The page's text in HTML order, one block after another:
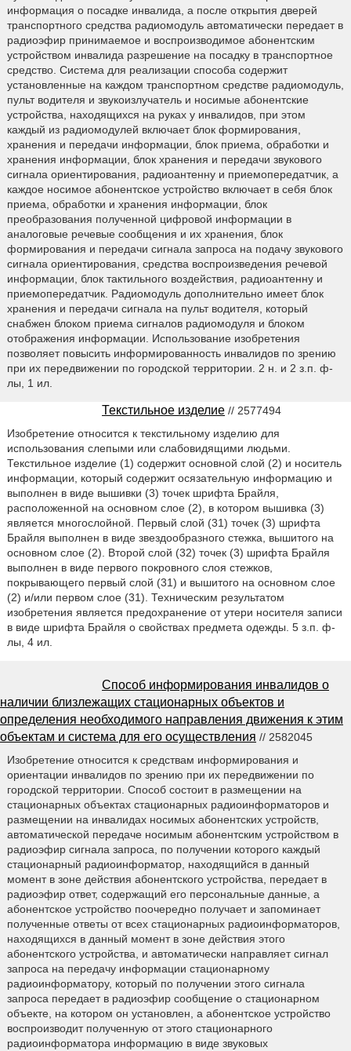
информация о посадке инвалида, а после открытия дверей
транспортного средства радиомодуль автоматически передает в
радиоэфир принимаемое и воспроизводимое абонентским
устройством инвалида разрешение на посадку в транспортное
средство. Система для реализации способа содержит
установленные на каждом транспортном средстве радиомодуль,
пульт водителя и звукоизлучатель и носимые абонентские
устройства, находящихся на руках у инвалидов, при этом
каждый из радиомодулей включает блок формирования,
хранения и передачи информации, блок приема, обработки и
хранения информации, блок хранения и передачи звукового
сигнала ориентирования, радиоантенну и приемопередатчик, а
каждое носимое абонентское устройство включает в себя блок
приема, обработки и хранения информации, блок
преобразования полученной цифровой информации в
аналоговые речевые сообщения и их хранения, блок
формирования и передачи сигнала запроса на подачу звукового
сигнала ориентирования, средства воспроизведения речевой
информации, блок тактильного воздействия, радиоантенну и
приемопередатчик. Радиомодуль дополнительно имеет блок
хранения и передачи сигнала на пульт водителя, который
снабжен блоком приема сигналов радиомодуля и блоком
отображения информации. Использование изобретения
позволяет повысить информированность инвалидов по зрению
при их передвижении по городской территории. 2 н. и 2 з.п. ф-
лы, 1 ил.
Текстильное изделие // 2577494
Изобретение относится к текстильному изделию для
использования слепыми или слабовидящими людьми.
Текстильное изделие (1) содержит основной слой (2) и носитель
информации, который содержит осязательную информацию и
выполнен в виде вышивки (3) точек шрифта Брайля,
расположенной на основном слое (2), в котором вышивка (3)
является многослойной. Первый слой (31) точек (3) шрифта
Брайля выполнен в виде звездообразного стежка, вышитого на
основном слое (2). Второй слой (32) точек (3) шрифта Брайля
выполнен в виде первого покровного слоя стежков,
покрывающего первый слой (31) и вышитого на основном слое
(2) и/или первом слое (31). Техническим результатом
изобретения является предохранение от утери носителя записи
в виде шрифта Брайля о свойствах предмета одежды. 5 з.п. ф-
лы, 4 ил.
Способ информирования инвалидов о
наличии близлежащих стационарных объектов и
определения необходимого направления движения к этим
объектам и система для его осуществления // 2582045
Изобретение относится к средствам информирования и
ориентации инвалидов по зрению при их передвижении по
городской территории. Способ состоит в размещении на
стационарных объектах стационарных радиоинформаторов и
размещении на инвалидах носимых абонентских устройств,
автоматической передаче носимым абонентским устройством в
радиоэфир сигнала запроса, по получении которого каждый
стационарный радиоинформатор, находящийся в данный
момент в зоне действия абонентского устройства, передает в
радиоэфир ответ, содержащий его персональные данные, а
абонентское устройство поочередно получает и запоминает
полученные ответы от всех стационарных радиоинформаторов,
находящихся в данный момент в зоне действия этого
абонентского устройства, и автоматически направляет сигнал
запроса на передачу информации стационарному
радиоинформатору, который по получении этого сигнала
запроса передает в радиоэфир сообщение о стационарном
объекте, на котором он установлен, а абонентское устройство
воспроизводит полученную от этого стационарного
радиоинформатора информацию в виде звуковых